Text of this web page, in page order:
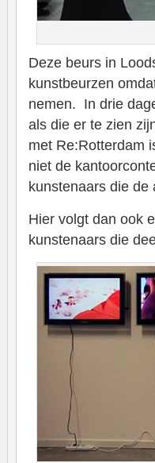
Deze beurs in
kunstbeurzen
nemen. In drie
als die er te zien
met Re:Rotterdam
niet de
kunstenaars die
Hier volgt dan ook
kunstenaars die